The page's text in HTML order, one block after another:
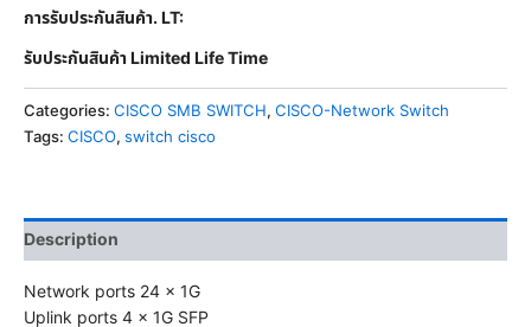
การรับประกันสินค้า. LT:
รับประกันสินค้า Limited Life Time
Categories: CISCO SMB SWITCH, CISCO-Network Switch
Tags: CISCO, switch cisco
Description
Network ports 24 x 1G
Uplink ports 4 x 1G SFP